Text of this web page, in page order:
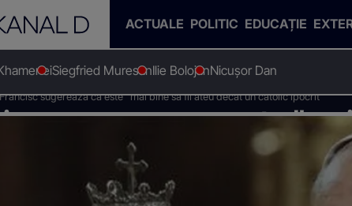
ACTUALE POLITIC EDUCAȚIE
Siegfried MuresanIlie BolojanNicușor Dan
sugereaza ca este "mai bine sa fii ateu decat un catolic ipocrit"
sugereaza ca este
ipocrit"